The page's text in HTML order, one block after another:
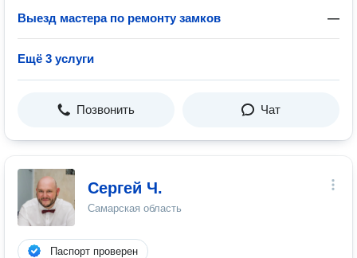
Выезд мастера по ремонту замков —
Ещё 3 услуги
Позвонить Чат
Сергей Ч.
Самарская область
Паспорт проверен